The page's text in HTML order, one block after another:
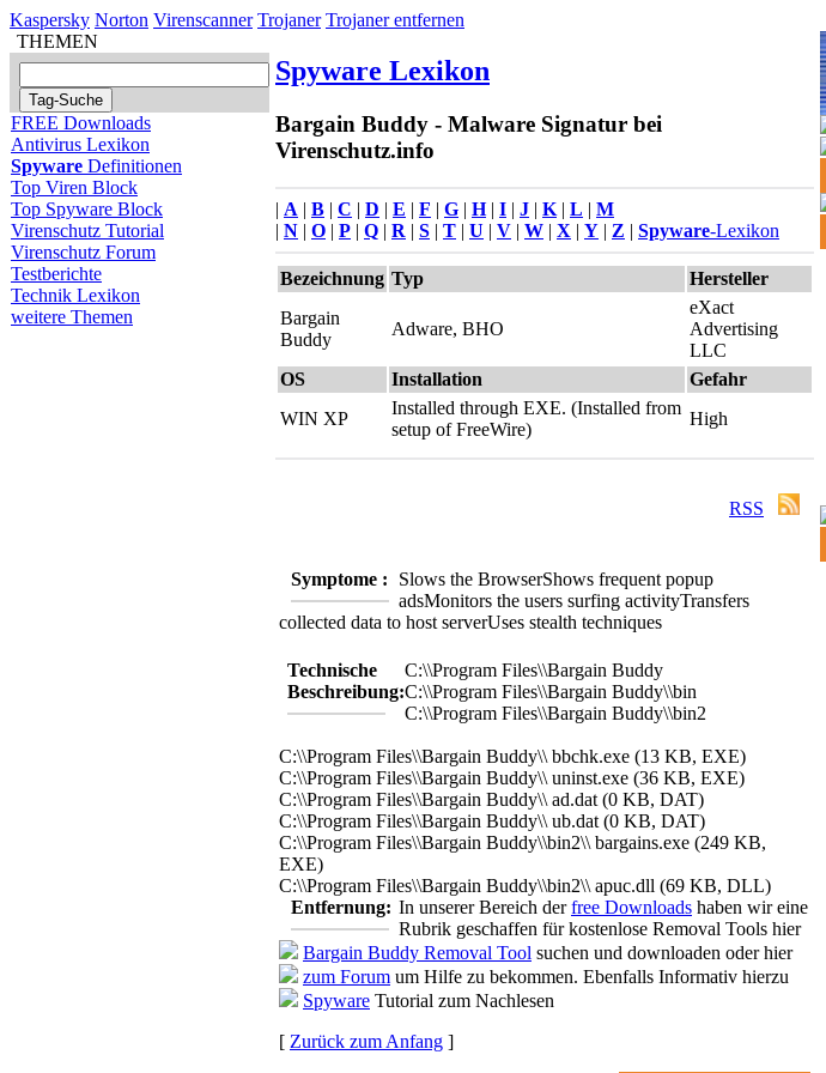
Kaspersky Norton Virenscanner Trojaner Trojaner entfernen
THEMEN
FREE Downloads
Antivirus Lexikon
Spyware Definitionen
Top Viren Block
Top Spyware Block
Virenschutz Tutorial
Virenschutz Forum
Testberichte
Technik Lexikon
weitere Themen
Spyware Lexikon
Bargain Buddy - Malware Signatur bei
Virenschutz.info
| A | B | C | D | E | F | G | H| I | J | K | L | M
| N | O | P | Q | R | S | T | U | V | W | X | Y | Z | Spyware-Lexikon
Bezeichnung Typ
Hersteller
Bargain
Buddy
Adware, BHO
eXact
Advertising
LLC
OS
Installation
Gefahr
WIN XP
Installed through EXE. (Installed from
setup of FreeWire)
High
RSS
Symptome : Slows the BrowserShows frequent popup
adsMonitors the users surfing activityTransfers
collected data to host serverUses stealth techniques
Technische
Beschreibung:
C:\\Program Files\\Bargain Buddy
C:\\Program Files\\Bargain Buddy\\bin
C:\\Program Files\\Bargain Buddy\\bin2
C:\\Program Files\\Bargain Buddy\\ bbchk.exe (13 KB, EXE)
C:\\Program Files\\Bargain Buddy\\ uninst.exe (36 KB, EXE)
C:\\Program Files\\Bargain Buddy\\ ad.dat (0 KB, DAT)
C:\\Program Files\\Bargain Buddy\\ ub.dat (0 KB, DAT)
C:\\Program Files\\Bargain Buddy\\bin2\\ bargains.exe (249 KB,
EXE)
C:\\Program Files\\Bargain Buddy\\bin2\\ apuc.dll (69 KB, DLL)
Entfernung: In unserer Bereich derfree Downloads haben wir eine
Rubrik geschaffen für kostenlose Removal Tools hier
Bargain Buddy Removal Tool suchen und downloaden oder hier
zum Forum um Hilfe zu bekommen. Ebenfalls Informativ hierzu
Spyware Tutorial zum Nachlesen
[ Zurück zum Anfang ]